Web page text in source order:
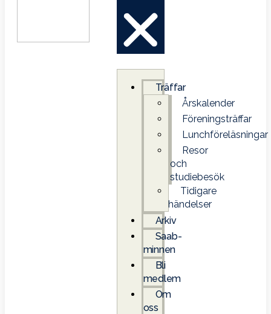
Träffar
Årskalender
Föreningsträffar
Lunchföreläsningar
Resor
och
studiebesök
Tidigare
händelser
Arkiv
Saab-
minnen
Bli
medlem
Om
oss